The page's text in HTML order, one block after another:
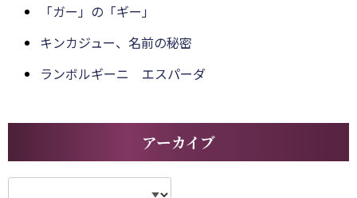
「ガー」の「ギー」
キンカジュー、名前の秘密
ランボルギーニ エスパーダ
アーカイブ